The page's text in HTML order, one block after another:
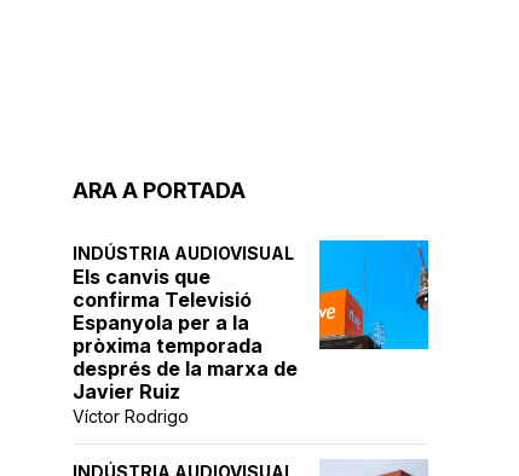
ARA A PORTADA
INDÚSTRIA AUDIOVISUAL
Els canvis que
confirma Televisió
Espanyola per a la
pròxima temporada
després de la marxa de
Javier Ruiz
Víctor Rodrigo
INDÚSTRIA AUDIOVISUAL